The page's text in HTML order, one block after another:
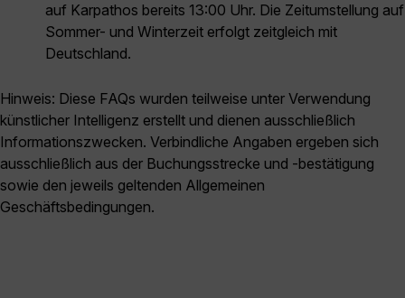
auf Karpathos bereits 13:00 Uhr. Die Zeitumstellung auf
Sommer- und Winterzeit erfolgt zeitgleich mit
Deutschland.
Hinweis: Diese FAQs wurden teilweise unter Verwendung
künstlicher Intelligenz erstellt und dienen ausschließlich
Informationszwecken. Verbindliche Angaben ergeben sich
ausschließlich aus der Buchungsstrecke und -bestätigung
sowie den jeweils geltenden Allgemeinen
Geschäftsbedingungen.